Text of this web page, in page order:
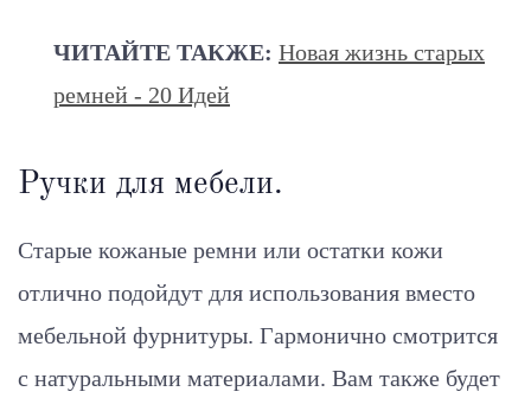
ЧИТАЙТЕ ТАКЖЕ: Новая жизнь старых
ремней - 20 Идей
Ручки для мебели.
Старые кожаные ремни или остатки кожи
отлично подойдут для использования вместо
мебельной фурнитуры. Гармонично смотрится
с натуральными материалами. Вам также будет